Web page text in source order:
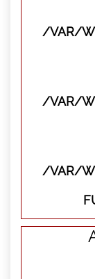
/VAR/
/VAR/
/VAR/